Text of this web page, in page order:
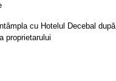
cu Hotelul Decebal după
proprietarului